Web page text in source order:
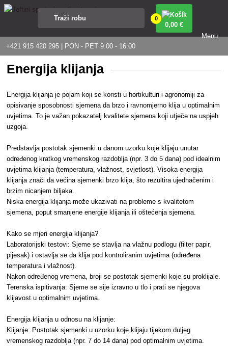
+421 915 420 295 | PON - PET 9:00 - 16:00
0
0,00 €
Menu
Energija klijanja
Energija klijanja je pojam koji se koristi u hortikulturi i agronomiji za
opisivanje sposobnosti sjemena da brzo i ravnomjerno klija u optimalnim
uvjetima. To je važan pokazatelj kvalitete sjemena koji utječe na uspjeh
uzgoja.
Predstavlja postotak sjemenki u danom uzorku koje klijaju unutar
određenog kratkog vremenskog razdoblja (npr. 3 do 5 dana) pod idealnim
uvjetima klijanja (temperatura, vlažnost, svjetlost). Visoka energija
klijanja znači da većina sjemenki brzo klija, što rezultira ujednačenim i
brzim nicanjem biljaka.
Niska energija klijanja može ukazivati na probleme s kvalitetom
sjemena, poput smanjene energije klijanja ili oštećenja sjemena.
Kako se mjeri energija klijanja?
Laboratorijski testovi: Sjeme se stavlja na vlažnu podlogu (filter papir,
pijesak) i ostavlja se da klija pod kontroliranim uvjetima (određena
temperatura i vlažnost).
Nakon određenog vremena, broji se postotak sjemenki koje su proklijale.
Terenska ispitivanja: Sjeme se sije izravno u tlo i prati se njegova
klijavost u optimalnim uvjetima.
Energija klijanja u odnosu na klijanje:
Klijanje: Postotak sjemenki u uzorku koje klijaju tijekom duljeg
vremenskog razdoblja (npr. 7 do 14 dana) pod optimalnim uvjetima.